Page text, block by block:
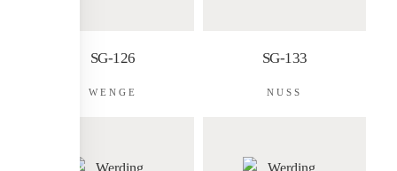
SG-126
WENGE
SG-133
NUSS